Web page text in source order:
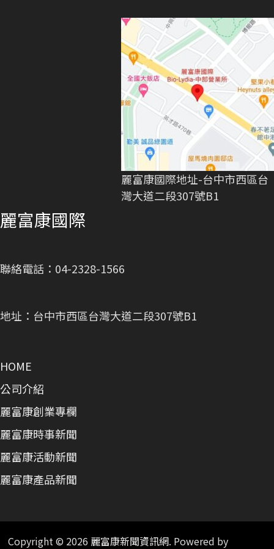
麗富康國際地址-台中市西區台
灣大道二段307號B1
麗富康國際
聯絡電話：04-2328-1566
地址：台中市西區台灣大道二段307號B1
HOME
公司介紹
麗富康創業專欄
麗富康時事新聞
麗富康活動新聞
麗富康產品新聞
Copyright © 2026 麗富康新聞資訊網. Powered by